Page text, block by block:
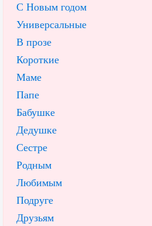
С Новым годом
Универсальные
В прозе
Короткие
Маме
Папе
Бабушке
Дедушке
Сестре
Родным
Любимым
Подруге
Друзьям